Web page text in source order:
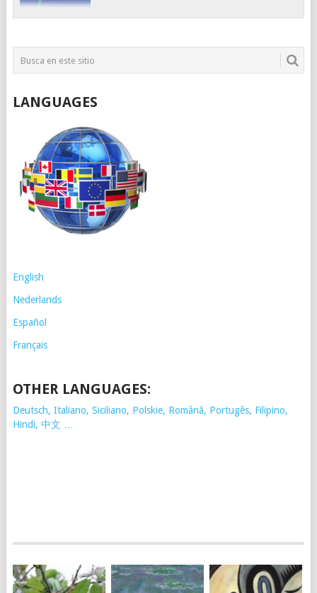
LANGUAGES
English
Nederlands
Español
Français
OTHER LANGUAGES:
Deutsch, Italiano, Siciliano, Polskie, Românã, Portugês, Filipino,
Hindi, 中文 …